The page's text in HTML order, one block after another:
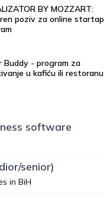
BY MOZZART:
poziv za online startap
Buddy - program za
u kafiću ili restoranu
software
senior)
in BiH